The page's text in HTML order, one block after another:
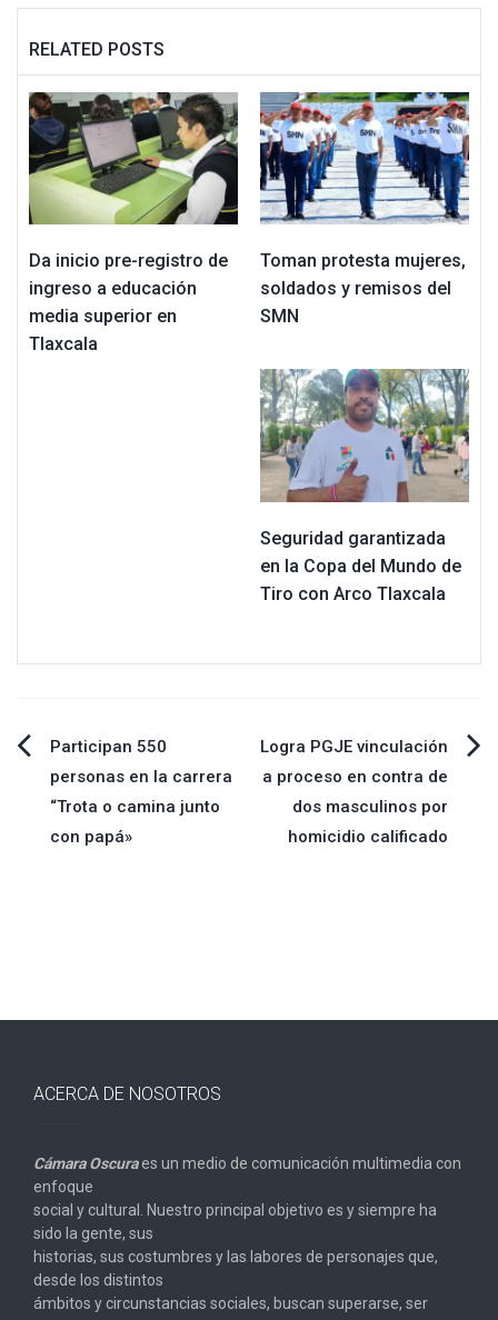
RELATED POSTS
Da inicio pre-registro de
ingreso a educación
media superior en
Tlaxcala
Toman protesta mujeres,
soldados y remisos del
SMN
Seguridad garantizada
en la Copa del Mundo de
Tiro con Arco Tlaxcala
Navegación
de
entradas
Participan 550
personas en la carrera
“Trota o camina junto
con papá»
Logra PGJE vinculación
a proceso en contra de
dos masculinos por
homicidio calificado
ACERCA DE NOSOTROS
Cámara Oscuraes un medio de comunicación multimedia con
enfoque
social y cultural. Nuestro principal objetivo es y siempre ha
sido la gente, sus
historias, sus costumbres y las labores de personajes que,
desde los distintos
ámbitos y circunstancias sociales, buscan superarse, ser